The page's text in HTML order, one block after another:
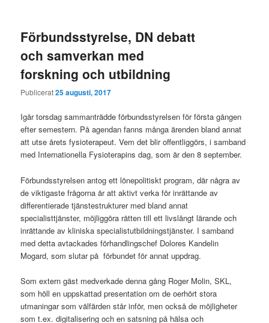
Förbundsstyrelse, DN debatt
och samverkan med
forskning och utbildning
Publicerat25 augusti, 2017
Igår torsdag sammanträdde förbundsstyrelsen för första gången
efter semestern. På agendan fanns många ärenden bland annat
att utse årets fysioterapeut. Vem det blir offentliggörs, i samband
med Internationella Fysioterapins dag, som är den 8 september.
Förbundsstyrelsen antog ett lönepolitiskt program, där några av
de viktigaste frågorna är att aktivt verka för inrättande av
differentierade tjänstestrukturer med bland annat
specialisttjänster, möjliggöra rätten till ett livslångt lärande och
inrättande av kliniska specialistutbildningstjänster. I samband
med detta avtackades förhandlingschef Dolores Kandelin
Mogard, som slutar på förbundet för annat uppdrag.
Som extern gäst medverkade denna gång Roger Molin, SKL,
som höll en uppskattad presentation om de oerhört stora
utmaningar som välfärden står inför, men också de möjligheter
som t.ex. digitalisering och en satsning på hälsa och